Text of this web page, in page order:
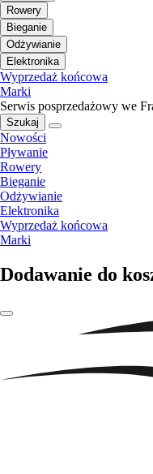
Rowery
Bieganie
Odżywianie
Elektronika
Wyprzedaż końcowa
Marki
Serwis posprzedażowy we
Szukaj
Nowości
Pływanie
Rowery
Bieganie
Odżywianie
Elektronika
Wyprzedaż końcowa
Marki
Dodawanie do